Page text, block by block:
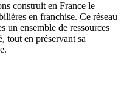
construit en France le
en franchise. Ce réseau
un ensemble de ressources
tout en préservant sa